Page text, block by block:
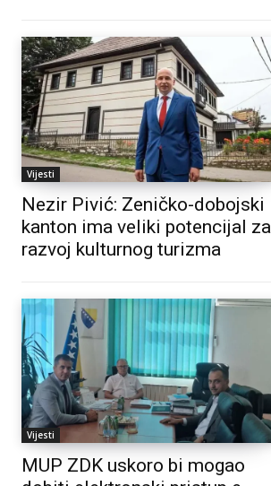
Vijesti
Nezir Pivić: Zeničko-dobojski
kanton ima veliki potencijal za
razvoj kulturnog turizma
Vijesti
MUP ZDK uskoro bi mogao